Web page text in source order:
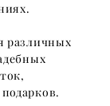
различных